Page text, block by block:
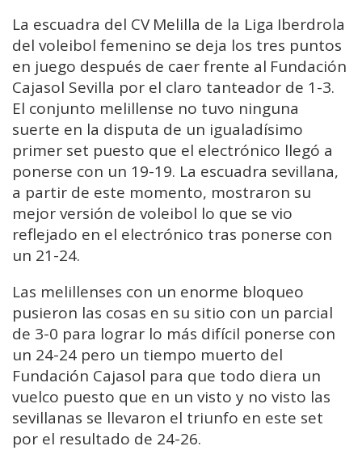
La escuadra del CV Melilla de la Liga Iberdrola
del voleibol femenino se deja los tres puntos
en juego después de caer frente al Fundación
Cajasol Sevilla por el claro tanteador de 1-3.
El conjunto melillense no tuvo ninguna
suerte en la disputa de un igualadísimo
primer set puesto que el electrónico llegó a
ponerse con un 19-19. La escuadra sevillana,
a partir de este momento, mostraron su
mejor versión de voleibol lo que se vio
reflejado en el electrónico tras ponerse con
un 21-24.
Las melillenses con un enorme bloqueo
pusieron las cosas en su sitio con un parcial
de 3-0 para lograr lo más difícil ponerse con
un 24-24 pero un tiempo muerto del
Fundación Cajasol para que todo diera un
vuelco puesto que en un visto y no visto las
sevillanas se llevaron el triunfo en este set
por el resultado de 24-26.